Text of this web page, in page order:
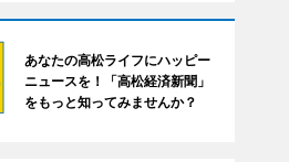
あなたの高松ライフにハッピー
ニュースを！「高松経済新聞」
をもっと知ってみませんか？